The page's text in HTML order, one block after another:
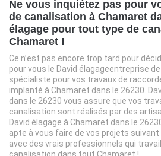
Ne vous inquiétez pas pour
de canalisation à Chamaret
élagage pour tout type de
Chamaret !
Ce n’est pas encore trop tard pour
pour vous le David élagageentreprise
spécialiste pour vos travaux de
implanté à Chamaret dans le 26230.
dans le 26230 vous assure que vos
canalisation sont réalisés par des
David élagage à Chamaret dans le
apte à vous faire de vos projets
avec des vrais professionnels qui